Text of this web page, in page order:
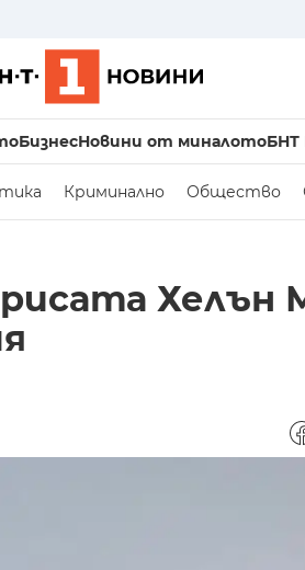
БизнесНовини от миналотоБНТ
Криминално Общество
Хелън